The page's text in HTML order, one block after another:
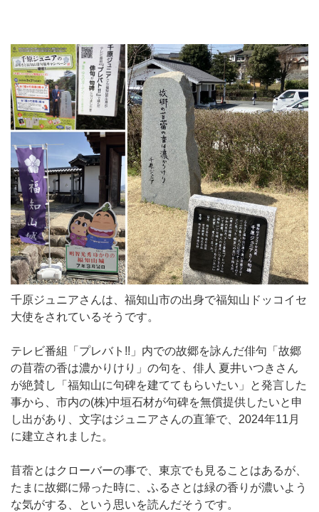
千原ジュニアさんは、福知山市の出身で福知山ドッコイセ
大使をされているそうです。
テレビ番組「プレバト!!」内での故郷を詠んだ俳句「故郷
の苜蓿の香は濃かりけり」の句を、俳人 夏井いつきさん
が絶賛し「福知山に句碑を建ててもらいたい」と発言した
事から、市内の(株)中垣石材が句碑を無償提供したいと申
し出があり、文字はジュニアさんの直筆で、2024年11月
に建立されました。
苜蓿とはクローバーの事で、東京でも見ることはあるが、
たまに故郷に帰った時に、ふるさとは緑の香りが濃いよう
な気がする、という思いを読んだそうです。